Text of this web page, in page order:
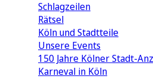
Schlagzeilen
Rätsel
Köln und Stadtteile
Unsere Events
150 Jahre Kölner Stadt-
Karneval in Köln